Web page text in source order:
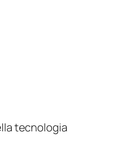
tecnologia